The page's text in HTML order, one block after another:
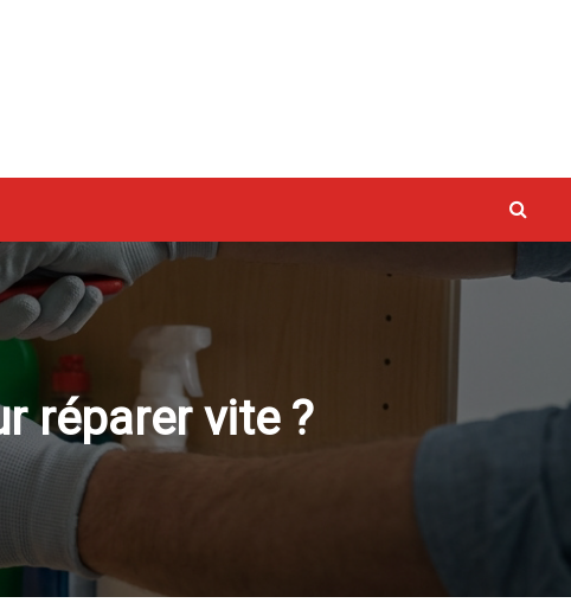
réparer vite ?